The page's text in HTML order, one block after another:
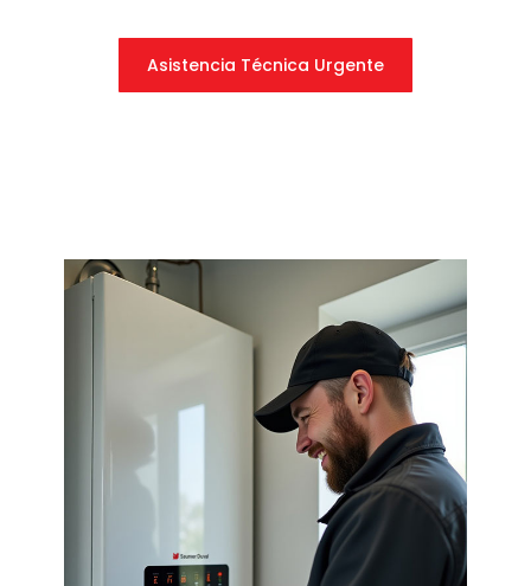
Asistencia Técnica Urgente